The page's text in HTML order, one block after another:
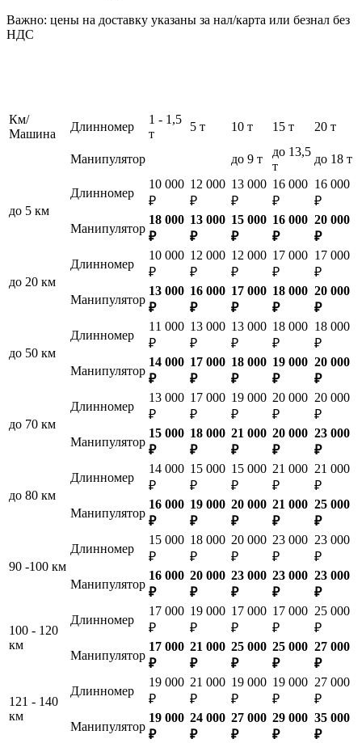
Важно: цены на доставку указаны за нал/карта или безнал без
НДС
Км/
Машина
Длинномер
1 - 1,5
т
5 т 10 т 15 т 20 т
Манипулятор до 9 т
до 13,5
т
до 18 т
до 5 км
Длинномер
10 000
₽
12 000
₽
13 000
₽
16 000
₽
16 000
₽
Манипулятор
18 000
₽
13 000
₽
15 000
₽
16 000
₽
20 000
₽
до 20 км
Длинномер
10 000
₽
12 000
₽
12 000
₽
17 000
₽
17 000
₽
Манипулятор
13 000
₽
16 000
₽
17 000
₽
18 000
₽
20 000
₽
до 50 км
Длинномер
11 000
₽
13 000
₽
13 000
₽
18 000
₽
18 000
₽
Манипулятор
14 000
₽
17 000
₽
18 000
₽
19 000
₽
20 000
₽
до 70 км
Длинномер
13 000
₽
17 000
₽
19 000
₽
20 000
₽
20 000
₽
Манипулятор
15 000
₽
18 000
₽
21 000
₽
20 000
₽
23 000
₽
до 80 км
Длинномер
14 000
₽
15 000
₽
15 000
₽
21 000
₽
21 000
₽
Манипулятор
16 000
₽
19 000
₽
20 000
₽
21 000
₽
25 000
₽
90 -100 км
Длинномер
15 000
₽
18 000
₽
20 000
₽
23 000
₽
23 000
₽
Манипулятор
16 000
₽
20 000
₽
23 000
₽
23 000
₽
23 000
₽
100 - 120
км
Длинномер
17 000
₽
19 000
₽
17 000
₽
17 000
₽
25 000
₽
Манипулятор
17 000
₽
21 000
₽
25 000
₽
25 000
₽
27 000
₽
121 - 140
км
Длинномер
19 000
₽
21 000
₽
19 000
₽
19 000
₽
27 000
₽
Манипулятор
19 000
₽
24 000
₽
27 000
₽
29 000
₽
35 000
₽